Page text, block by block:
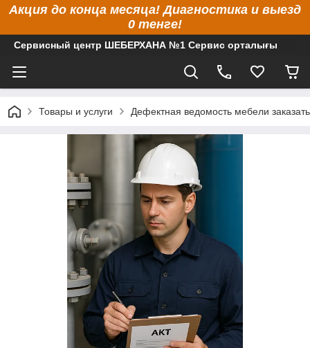
Акция до конца месяца! Диагностика и выезд
0 тенге!
Сервисный центр ШЕБЕРХАНА №1 Сервис орталығы
Товары и услуги Дефектная ведомость мебели заказать